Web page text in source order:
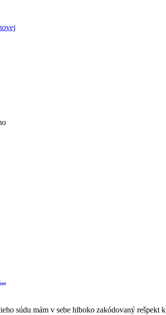
súdu mám v sebe hlboko zakódovaný rešpekt k